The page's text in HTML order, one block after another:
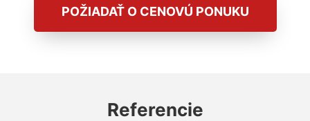
POŽIADAŤ O CENOVÚ PONUKU
Referencie